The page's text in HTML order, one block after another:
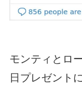
モンティとロ
日プレゼント